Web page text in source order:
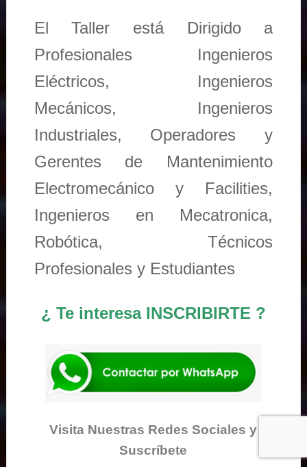
El Taller está Dirigido a
Profesionales Ingenieros
Eléctricos, Ingenieros
Mecánicos, Ingenieros
Industriales, Operadores y
Gerentes de Mantenimiento
Electromecánico y Facilities,
Ingenieros en Mecatronica,
Robótica, Técnicos
Profesionales y Estudiantes
¿ Te interesa INSCRIBIRTE ?
Visita Nuestras Redes Sociales y
Suscríbete